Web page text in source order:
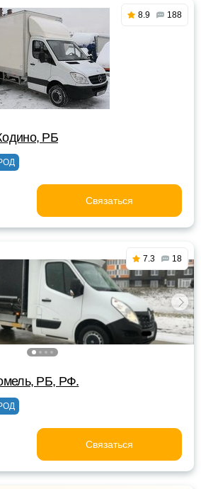
8.9 188
РБ
Связаться
7.3 18
РБ, РФ.
Связаться